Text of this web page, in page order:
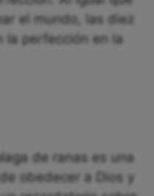
el mundo, las diez
la perfección en la
de ranas es una
obedecer a Dios y